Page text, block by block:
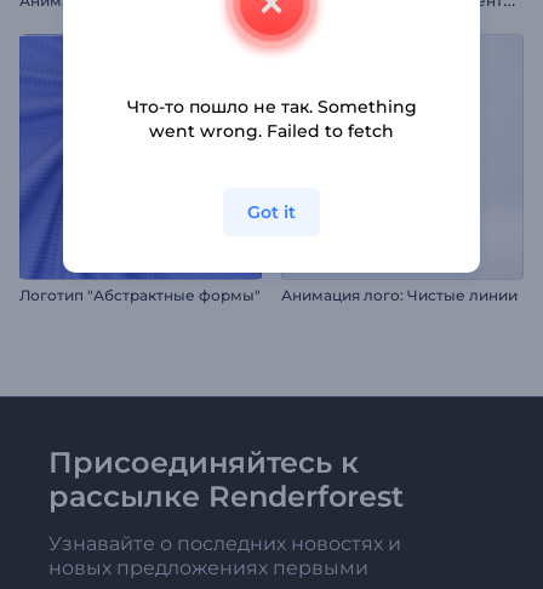
Логотип "Абстрактные формы" Анимация лого: Чистые линии
Присоединяйтесь к
рассылке Renderforest
Узнавайте о последних новостях и
новых предложениях первыми
Что-то пошло не так. Something
went wrong. Failed to fetch
Got it